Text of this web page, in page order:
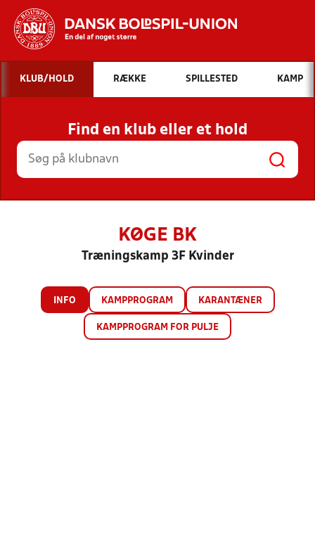
Hvad vil du søge efter?
INDHOLD OG NYHEDER
STILLINGER, RESULTATER, KLUBBER OG
HOLD
KLUB/HOLD RÆKKE SPILLESTED KAMP
Find en klub eller et hold
KØGE BK
Træningskamp 3F Kvinder
INFO KAMPPROGRAM KARANTÆNER
KAMPPROGRAM FOR PULJE